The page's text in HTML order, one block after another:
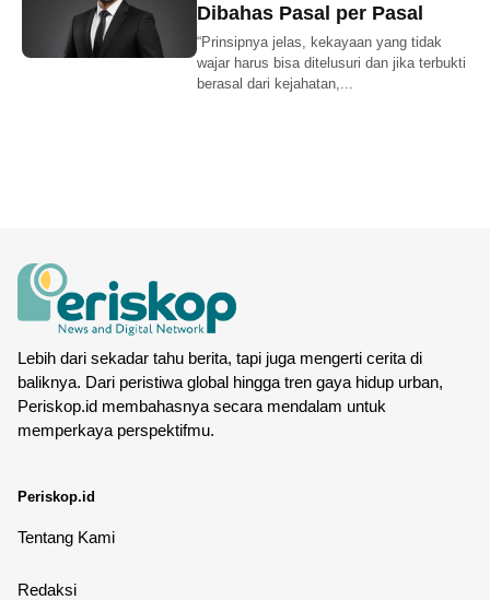
Dibahas Pasal per Pasal
“Prinsipnya jelas, kekayaan yang tidak
wajar harus bisa ditelusuri dan jika terbukti
berasal dari kejahatan,...
Lebih dari sekadar tahu berita, tapi juga mengerti cerita di
baliknya. Dari peristiwa global hingga tren gaya hidup urban,
Periskop.id membahasnya secara mendalam untuk
memperkaya perspektifmu.
Periskop.id
Tentang Kami
Redaksi